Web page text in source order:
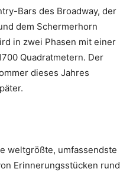
Bars des Broadway, der
dem Schermerhorn
in zwei Phasen mit einer
Quadratmetern. Der
dieses Jahres
weltgrößte, umfassendste
Erinnerungsstücken rund